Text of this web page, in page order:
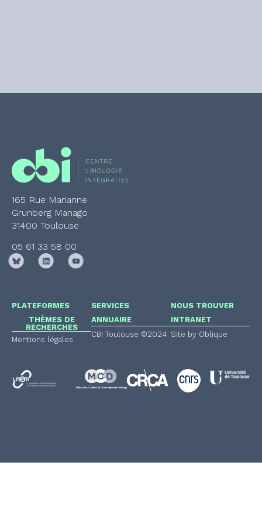
165 Rue Marianne
Grunberg Manago
31400 Toulouse
05 61 33 58 00
PLATEFORMES
THÈMES DE
RECHERCHES
Mentions légales
SERVICES
ANNUAIRE
CBI Toulouse ©2024
NOUS TROUVER
INTRANET
Site by Oblique